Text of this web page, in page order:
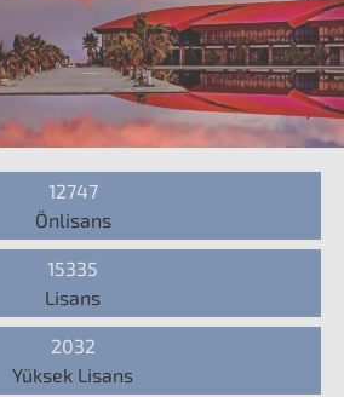
12747
Önlisans
15335
Lisans
2032
Yüksek Lisans